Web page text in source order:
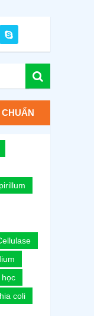
học
coli